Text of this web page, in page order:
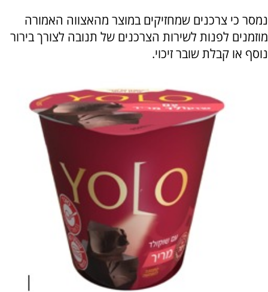
נמסר כי צרכנים שמחזיקים במוצר מהאצווה האמורה
מוזמנים לפנות לשירות הצרכנים של תנובה לצורך בירור
נוסף או קבלת שובר זיכוי.